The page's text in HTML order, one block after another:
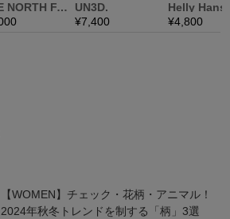
【WOMEN】チェック・花柄・アニマル！
2024年秋冬トレンドを制する「柄」3選